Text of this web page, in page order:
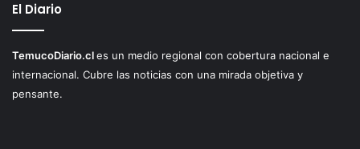
El Diario
TemucoDiario.cles un medio regional con cobertura nacional e
internacional. Cubre las noticias con una mirada objetiva y
pensante.